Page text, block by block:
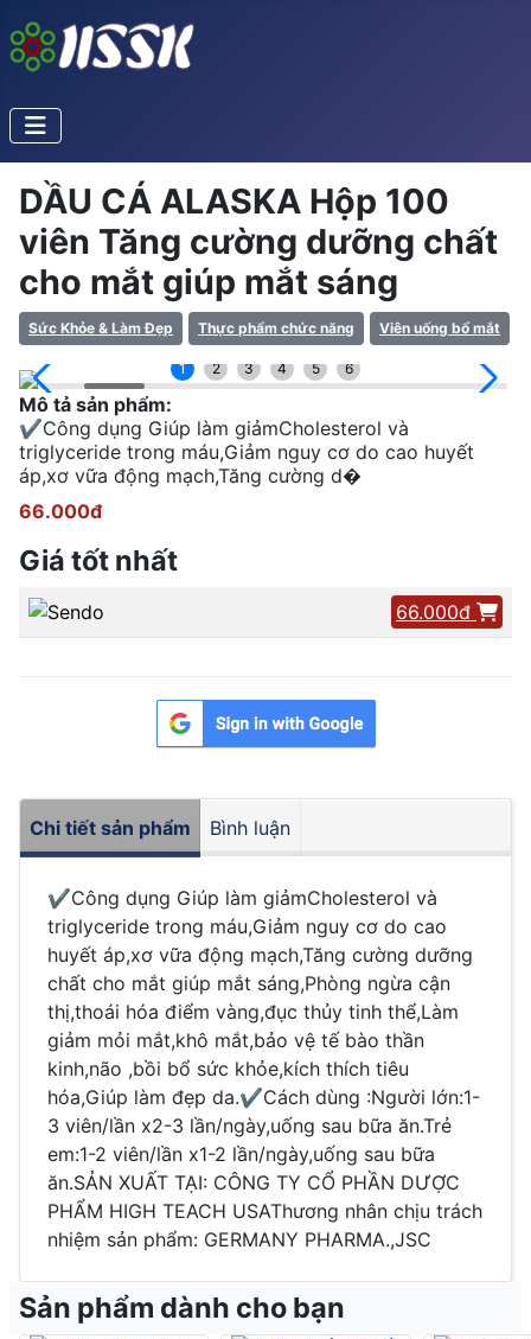
DẦU CÁ ALASKA Hộp 100
viên Tăng cường dưỡng chất
cho mắt giúp mắt sáng
Sức Khỏe & Làm Đẹp Thực phẩm chức năng Viên uống bổ mắt
1 2 3 4 5 6
Mô tả sản phẩm:
✔Công dụng Giúp làm giảmCholesterol và
triglyceride trong máu,Giảm nguy cơ do cao huyết
áp,xơ vữa động mạch,Tăng cường d�
66.000đ
Giá tốt nhất
66.000đ
Chi tiết sản phẩm Bình luận
✔Công dụng Giúp làm giảmCholesterol và
triglyceride trong máu,Giảm nguy cơ do cao
huyết áp,xơ vữa động mạch,Tăng cường dưỡng
chất cho mắt giúp mắt sáng,Phòng ngừa cận
thị,thoái hóa điểm vàng,đục thủy tinh thể,Làm
giảm mỏi mắt,khô mắt,bảo vệ tế bào thần
kinh,não ,bồi bổ sức khỏe,kích thích tiêu
hóa,Giúp làm đẹp da.✔Cách dùng :Người lớn:1-
3 viên/lần x2-3 lần/ngày,uống sau bữa ăn.Trẻ
em:1-2 viên/lần x1-2 lần/ngày,uống sau bữa
ăn.SẢN XUẤT TẠI: CÔNG TY CỔ PHẦN DƯỢC
PHẨM HIGH TEACH USAThương nhân chịu trách
nhiệm sản phẩm: GERMANY PHARMA.,JSC
Sản phẩm dành cho bạn